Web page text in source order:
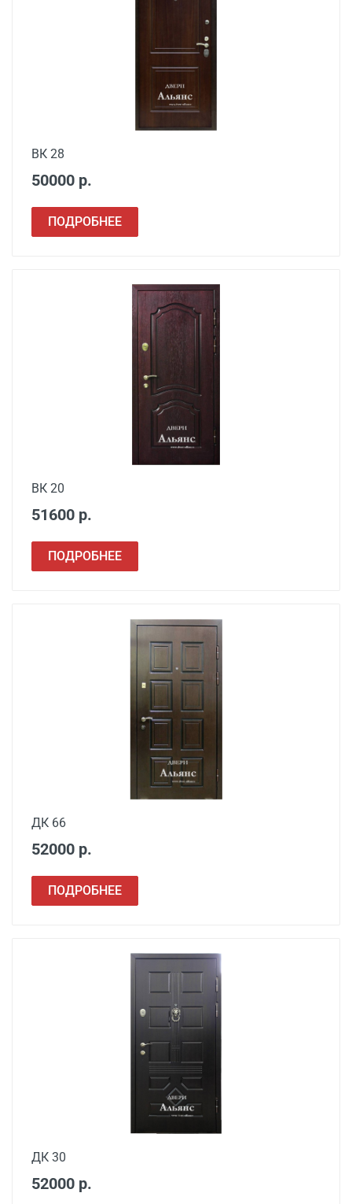
Наименование вида
двери в готовый проем
от 600
металлической двери
от 650
Сварочные работы
ВК 28
50000 р.
ПОДРОБНЕЕ
ВК 20
51600 р.
ПОДРОБНЕЕ
ДК 66
52000 р.
ПОДРОБНЕЕ
ДК 30
52000 р.